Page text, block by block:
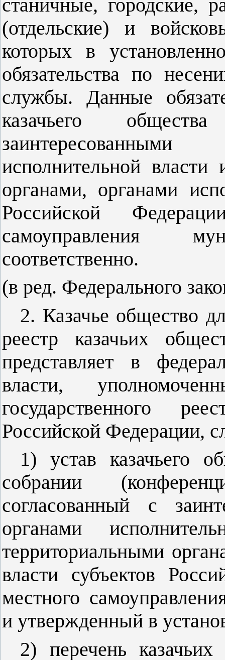
станичные, городские,
(отдельские) и
которых в
обязательства по
службы. Данные
казачьего
исполнительной
органами, органами
Российской
самоуправления
соответственно.
(в ред. Федерального
2. Казачье общество
реестр казачьих
представляет в
власти,
государственного
Российской Федерации,
1) устав казачьего
собрании
согласованный с
органами
территориальными
власти субъектов
местного
и утвержденный в
2) перечень